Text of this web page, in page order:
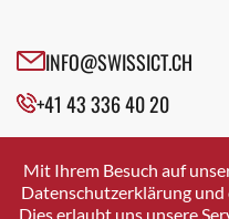
Crissier
Davos Platz
Dierikon
Dietikon
INFO@SWISSICT.CH
+41 43 336 40 20
SWISSICT
VULKANSTRASSE 120
8048 ZURICH
Mit Ihrem Besuch auf
Datenschutzerklärung und
Dies erlaubt uns unsere